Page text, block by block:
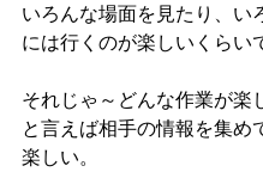
いろんな場面を見たり、い
には行くのが楽しいくらい
それじゃ～どんな作業が楽
と言えば相手の情報を集め
楽しい。